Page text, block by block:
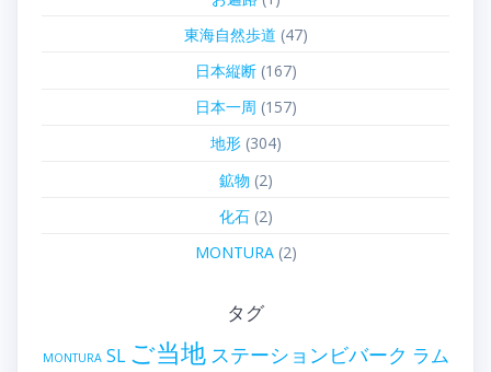
東海自然歩道 (47)
日本縦断(167)
日本一周 (157)
地形(304)
鉱物 (2)
化石(2)
MONTURA(2)
タグ
MONTURA SL ご当地 ステーションビバーク ラム